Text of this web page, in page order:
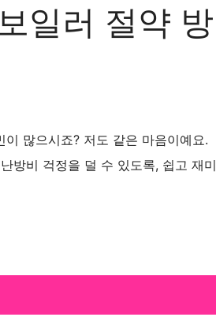
일러 절약 방
많으시죠? 저도 같은 마음이예요.
방비 걱정을 덜 수 있도록, 쉽고 재미